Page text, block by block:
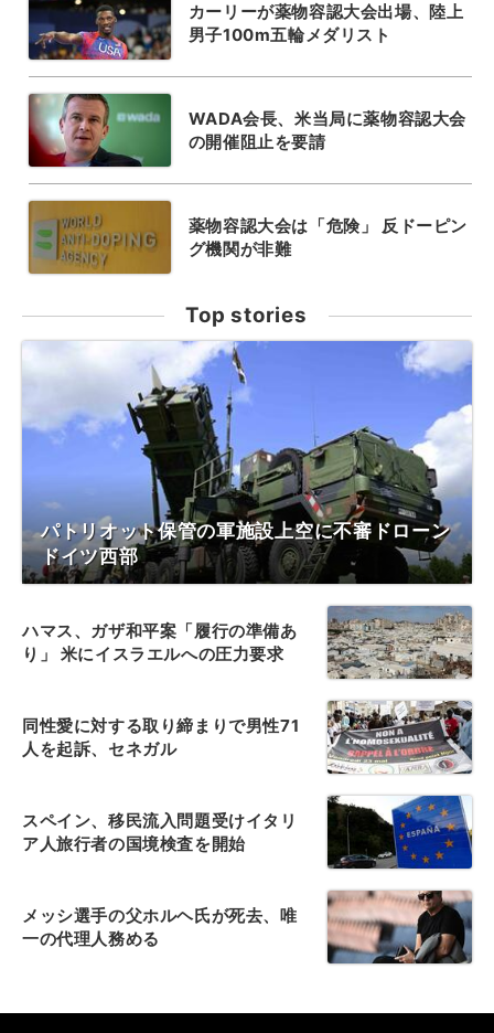
カーリーが薬物容認大会出場、陸上
男子100m五輪メダリスト
WADA会長、米当局に薬物容認大会
の開催阻止を要請
薬物容認大会は「危険」 反ドーピン
グ機関が非難
Top stories
パトリオット保管の軍施設上空に不審ドローン
ドイツ西部
ハマス、ガザ和平案「履行の準備あ
り」 米にイスラエルへの圧力要求
同性愛に対する取り締まりで男性71
人を起訴、セネガル
スペイン、移民流入問題受けイタリ
ア人旅行者の国境検査を開始
メッシ選手の父ホルヘ氏が死去、唯
一の代理人務める